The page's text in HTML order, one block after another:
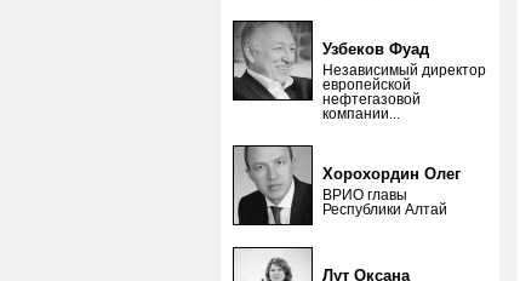
Узбеков Фуад
Независимый директор
европейской
нефтегазовой
компании...
Хорохордин Олег
ВРИО главы
Республики Алтай
Лут Оксана